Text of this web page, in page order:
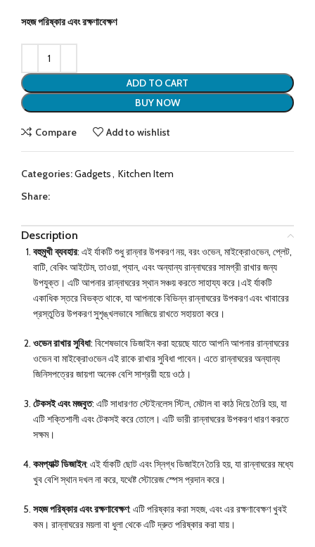
সহজ পরিষ্কার এবং রক্ষণাবেক্ষণ
ADD TO CART
BUY NOW
Compare Add to wishlist
Categories:Gadgets, Kitchen Item
Share:
Description
বহুমুখী ব্যবহার: এই র্যাকটি শুধু রান্নার উপকরণ নয়, বরং ওভেন, মাইক্রোওভেন, প্লেট,
বাটি, বেকিং আইটেম, তাওয়া, প্যান, এবং অন্যান্য রান্নাঘরের সামগ্রী রাখার জন্য
উপযুক্ত। এটি আপনার রান্নাঘরের স্থান সঞ্চয় করতে সাহায্য করে।এই র্যাকটি
একাধিক স্তরে বিভক্ত থাকে, যা আপনাকে বিভিন্ন রান্নাঘরের উপকরণ এবং খাবারের
প্রস্তুতির উপকরণ সুশৃঙ্খলভাবে সাজিয়ে রাখতে সহায়তা করে।
ওভেন রাখার সুবিধা: বিশেষভাবে ডিজাইন করা হয়েছে যাতে আপনি আপনার রান্নাঘরের
ওভেন বা মাইক্রোওভেন এই রাকে রাখার সুবিধা পাবেন। এতে রান্নাঘরের অন্যান্য
জিনিসপত্রের জায়গা অনেক বেশি সাশ্রয়ী হয়ে ওঠে।
টেকসই এবং মজবুত: এটি সাধারণত স্টেইনলেস স্টিল, মেটাল বা কাঠ দিয়ে তৈরি হয়, যা
এটি শক্তিশালী এবং টেকসই করে তোলে। এটি ভারী রান্নাঘরের উপকরণ ধারণ করতে
সক্ষম।
কমপ্যাক্ট ডিজাইন: এই র্যাকটি ছোট এবং স্নিগ্ধ ডিজাইনে তৈরি হয়, যা রান্নাঘরের মধ্যে
খুব বেশি স্থান দখল না করে, যথেষ্ট স্টোরেজ স্পেস প্রদান করে।
সহজ পরিষ্কার এবং রক্ষণাবেক্ষণ: এটি পরিষ্কার করা সহজ, এবং এর রক্ষণাবেক্ষণ খুবই
কম। রান্নাঘরের ময়লা বা ধুলা থেকে এটি দ্রুত পরিষ্কার করা যায়।